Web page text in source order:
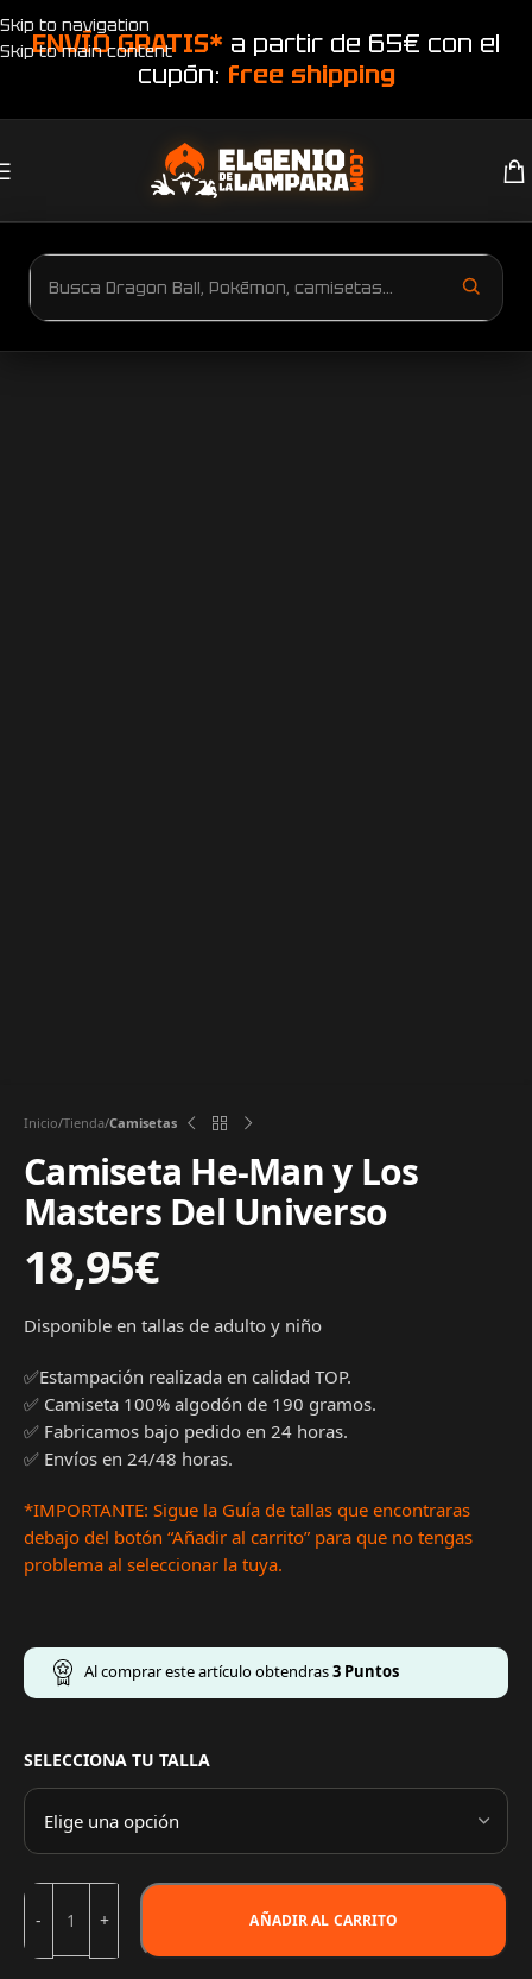
Skip to navigation
Skip to main content
ENVÍO GRATIS* a partir de 65€ con el
cupón: free shipping
Inicio Tienda Camisetas
Camiseta He-Man y Los
Masters Del Universo
18,95€
Disponible en tallas de adulto y niño
✅Estampación realizada en calidad TOP.
✅ Camiseta 100% algodón de 190 gramos.
✅ Fabricamos bajo pedido en 24 horas.
✅ Envíos en 24/48 horas.
*IMPORTANTE: Sigue la Guía de tallas que encontraras
debajo del botón “Añadir al carrito” para que no tengas
problema al seleccionar la tuya.
Al comprar este artículo obtendras3 Puntos
SELECCIONA TU TALLA
AÑADIR AL CARRITO